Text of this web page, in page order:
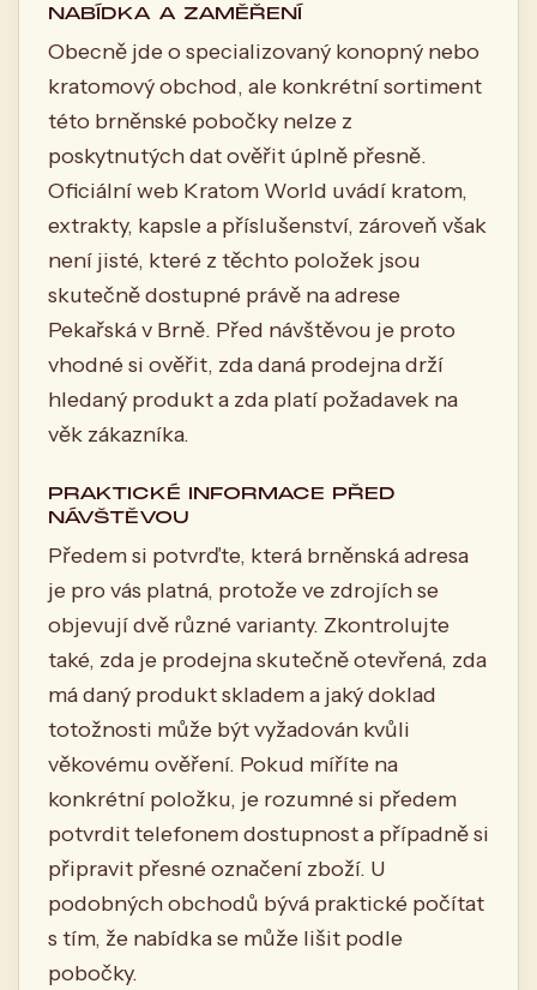
NABÍDKA A ZAMĚŘENÍ
Obecně jde o specializovaný konopný nebo
kratomový obchod, ale konkrétní sortiment
této brněnské pobočky nelze z
poskytnutých dat ověřit úplně přesně.
Oficiální web Kratom World uvádí kratom,
extrakty, kapsle a příslušenství, zároveň však
není jisté, které z těchto položek jsou
skutečně dostupné právě na adrese
Pekařská v Brně. Před návštěvou je proto
vhodné si ověřit, zda daná prodejna drží
hledaný produkt a zda platí požadavek na
věk zákazníka.
PRAKTICKÉ INFORMACE PŘED
NÁVŠTĚVOU
Předem si potvrďte, která brněnská adresa
je pro vás platná, protože ve zdrojích se
objevují dvě různé varianty. Zkontrolujte
také, zda je prodejna skutečně otevřená, zda
má daný produkt skladem a jaký doklad
totožnosti může být vyžadován kvůli
věkovému ověření. Pokud míříte na
konkrétní položku, je rozumné si předem
potvrdit telefonem dostupnost a případně si
připravit přesné označení zboží. U
podobných obchodů bývá praktické počítat
s tím, že nabídka se může lišit podle
pobočky.